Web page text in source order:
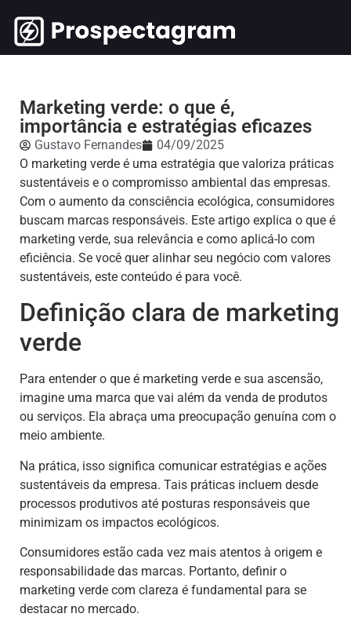
Marketing verde: o que é,
importância e estratégias eficazes
Gustavo Fernandes
04/09/2025
O marketing verde é uma estratégia que valoriza práticas
sustentáveis e o compromisso ambiental das empresas.
Com o aumento da consciência ecológica, consumidores
buscam marcas responsáveis. Este artigo explica o que é
marketing verde, sua relevância e como aplicá-lo com
eficiência. Se você quer alinhar seu negócio com valores
sustentáveis, este conteúdo é para você.
Definição clara de marketing
verde
Para entender o que é marketing verde e sua ascensão,
imagine uma marca que vai além da venda de produtos
ou serviços. Ela abraça uma preocupação genuína com o
meio ambiente.
Na prática, isso significa comunicar estratégias e ações
sustentáveis da empresa. Tais práticas incluem desde
processos produtivos até posturas responsáveis que
minimizam os impactos ecológicos.
Consumidores estão cada vez mais atentos à origem e
responsabilidade das marcas. Portanto, definir o
marketing verde com clareza é fundamental para se
destacar no mercado.